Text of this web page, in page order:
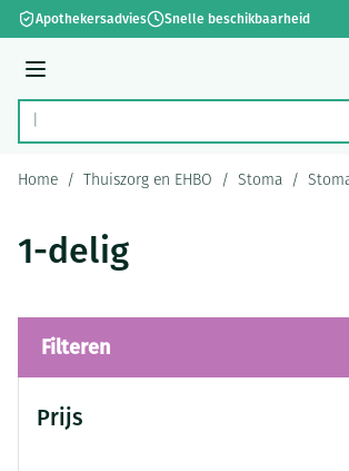
Ga naar de inhoud
Apothekersadvies Snelle beschikbaarheid
Menu
Product, merk, categorie...
Home / Thuiszorg en EHBO / Stoma /
1-delig
Filteren
Prijs